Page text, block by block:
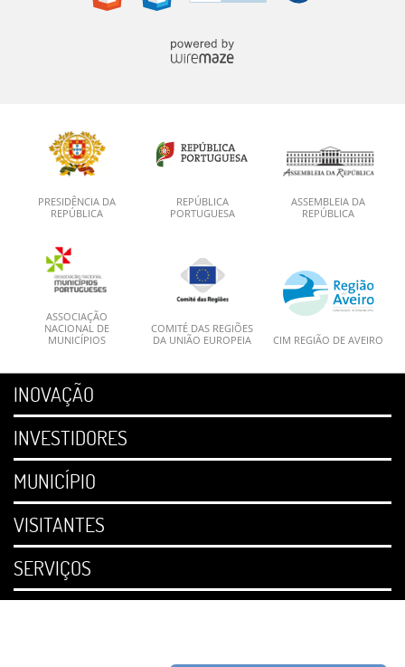
PRESIDÊNCIA DA
REPÚBLICA
REPÚBLICA
PORTUGUESA
ASSEMBLEIA DA
REPÚBLICA
ASSOCIAÇÃO
NACIONAL DE
MUNICÍPIOS
COMITÉ DAS REGIÕES
DA UNIÃO EUROPEIA
CIM REGIÃO DE AVEIRO
INOVAÇÃO
INVESTIDORES
MUNICÍPIO
VISITANTES
SERVIÇOS